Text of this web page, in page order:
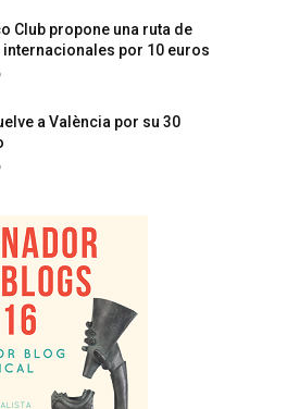
Club propone una ruta de
por 10 euros
a València por su 30